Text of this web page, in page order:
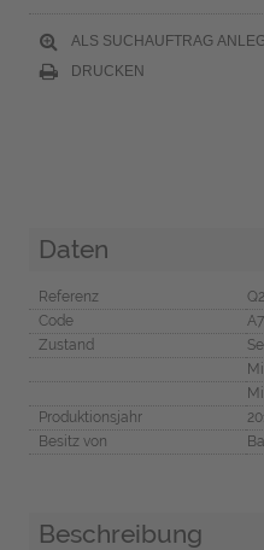
ALS SUCHAUFTRAG
DRUCKEN
Daten
Referenz
Code
Zustand
Produktionsjahr
Besitz von
Beschreibung